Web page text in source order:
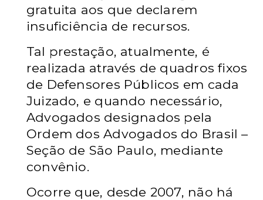
gratuita aos que declarem
insuficiência de recursos.
Tal prestação, atualmente, é
realizada através de quadros fixos
de Defensores Públicos em cada
Juizado, e quando necessário,
Advogados designados pela
Ordem dos Advogados do Brasil –
Seção de São Paulo, mediante
convênio.
Ocorre que, desde 2007, não há